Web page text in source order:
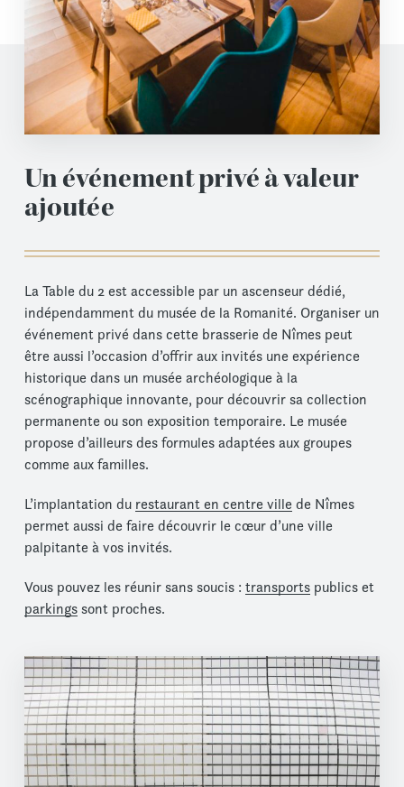
Un événement privé à valeur
ajoutée
La Table du 2 est accessible par un ascenseur dédié,
indépendamment du musée de la Romanité. Organiser un
événement privé dans cette brasserie de Nîmes peut
être aussi l’occasion d’offrir aux invités une expérience
historique dans un musée archéologique à la
scénographique innovante, pour découvrir sa collection
permanente ou son exposition temporaire. Le musée
propose d’ailleurs des formules adaptées aux groupes
comme aux familles.
L’implantation du restaurant en centre villede Nîmes
permet aussi de faire découvrir le cœur d’une ville
palpitante à vos invités.
Vous pouvez les réunir sans soucis : transportspublics et
parkingssont proches.